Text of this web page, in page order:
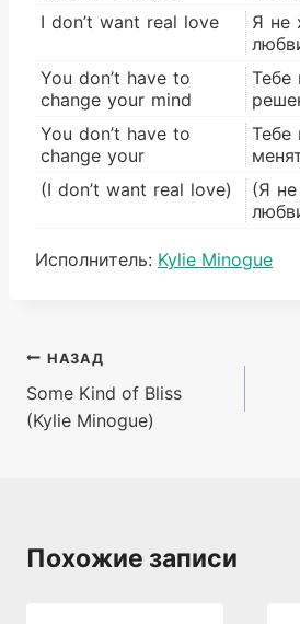
I don’t want real love
Я не
You don’t have to
change your mind
Тебе
You don’t have to
change your
Тебе
(I don’t want real love)
(Я
Метки
Исполнитель: Kylie Minogue
Навигация
по
записям
НАЗАД
Some Kind of Bliss
(Kylie Minogue)
Похожие записи